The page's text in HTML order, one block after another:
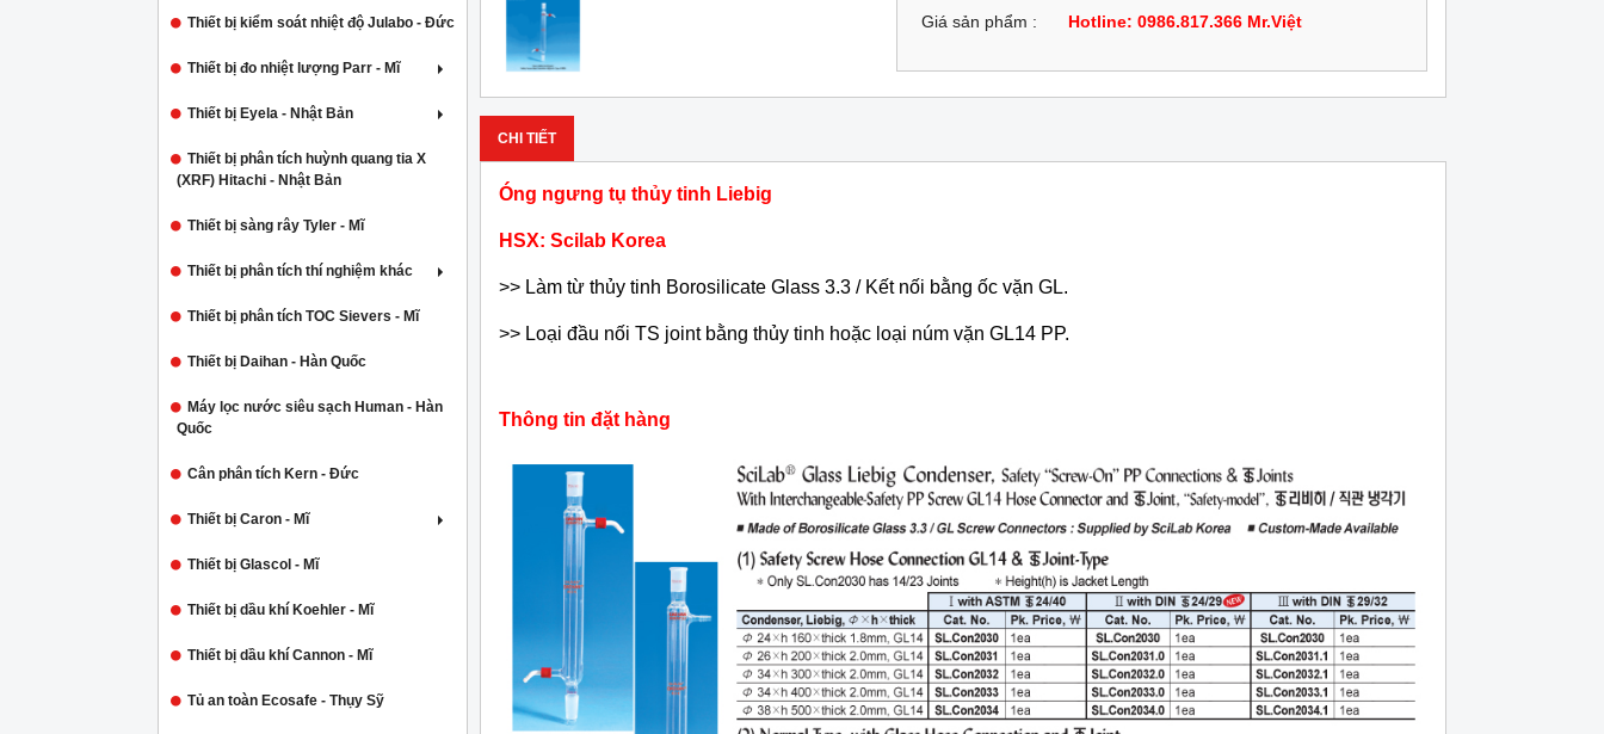
Thiết bị kiểm soát nhiệt độ Julabo - Đức
Thiết bị đo nhiệt lượng Parr - Mĩ
Thiết bị Eyela - Nhật Bản
Thiết bị phân tích huỳnh quang tia X
(XRF) Hitachi - Nhật Bản
Thiết bị sàng rây Tyler - Mĩ
Thiết bị phân tích thí nghiệm khác
Thiết bị phân tích TOC Sievers - Mĩ
Thiết bị Daihan - Hàn Quốc
Máy lọc nước siêu sạch Human - Hàn
Quốc
Cân phân tích Kern - Đức
Thiết bị Caron - Mĩ
Thiết bị Glascol - Mĩ
Thiết bị dầu khí Koehler - Mĩ
Thiết bị dầu khí Cannon - Mĩ
Tủ an toàn Ecosafe - Thụy Sỹ
Giá sản phẩm : Hotline: 0986.817.366 Mr.Việt
CHI TIẾT
Óng ngưng tụ thủy tinh Liebig
HSX: Scilab Korea
>> Làm từ thủy tinh Borosilicate Glass 3.3 / Kết nối bằng ốc vặn GL.
>> Loại đầu nối TS joint bằng thủy tinh hoặc loại núm vặn GL14 PP.
Thông tin đặt hàng